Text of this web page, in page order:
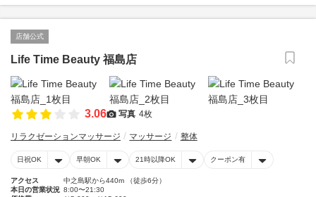
店舗公式
Life Time Beauty 福島店
3.06 写真 4枚
リラクゼーションマッサージ マッサージ 整体
日祝OK 早朝OK 21時以降OK クーポン有
アクセス
中之島駅から440m （徒歩6分）
本日の営業状況 8:00〜21:30